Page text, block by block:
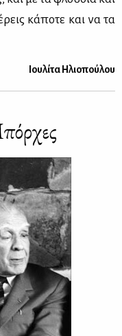
κά­πο­τε και να τα
Ιου­λί­τα Ηλιο­πού­λου